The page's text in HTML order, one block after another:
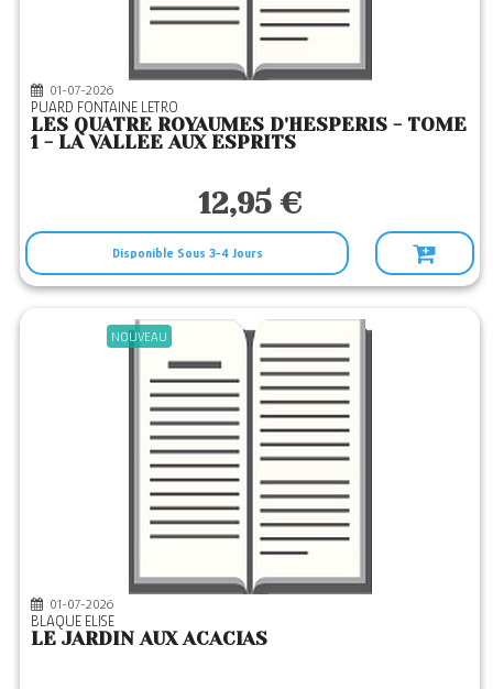
01-07-2026
PUARD FONTAINE LETRO
LES QUATRE ROYAUMES D'HESPERIS - TOME
1 - LA VALLEE AUX ESPRITS
12,95 €
Disponible Sous 3-4 Jours
NOUVEAU
01-07-2026
BLAQUE ELISE
LE JARDIN AUX ACACIAS